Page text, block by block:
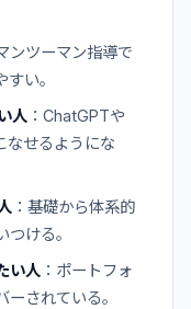
ンツーマン指導で
い。
人 ：ChatGPTや
なせるようにな
：基礎から体系的
ける。
い人 ：ポートフォ
されている。